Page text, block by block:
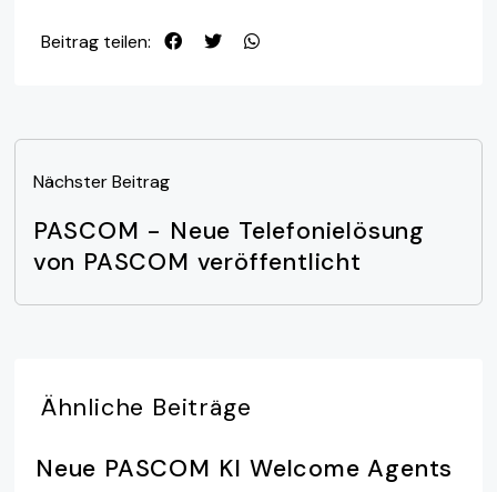
Beitrag teilen:
Nächster Beitrag
PASCOM - Neue Telefonielösung
von PASCOM veröffentlicht
Ähnliche Beiträge
Neue PASCOM KI Welcome Agents